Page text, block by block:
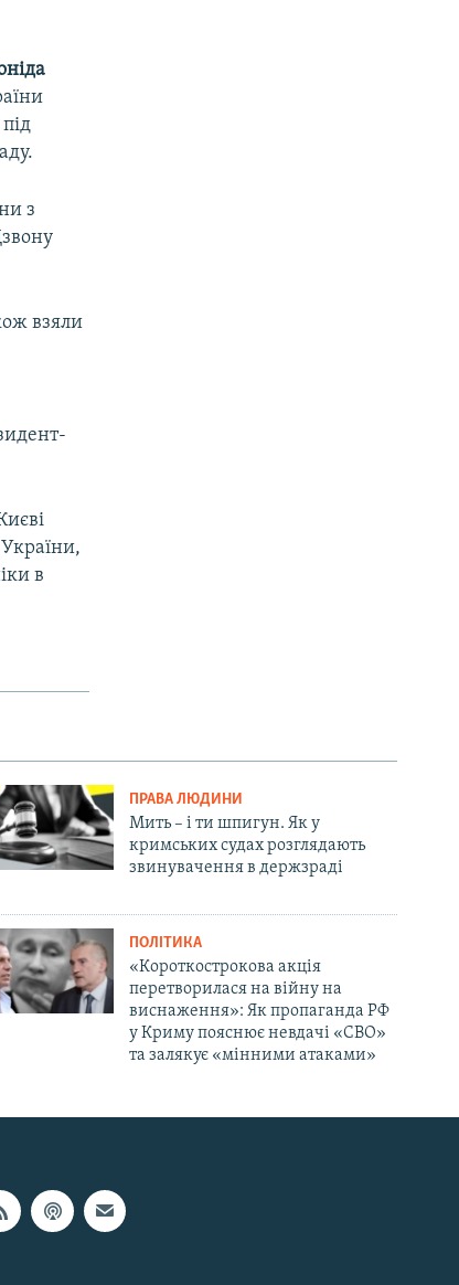
з
взяли
України,
в
ПРАВА ЛЮДИНИ
Мить – і ти шпигун. Як у
кримських судах розглядають
звинувачення в держзраді
ПОЛІТИКА
«Короткострокова акція
перетворилася на війну на
виснаження»: Як пропаганда РФ
у Криму пояснює невдачі «СВО»
та залякує «мінними атаками»